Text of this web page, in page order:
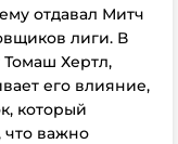
отдавал Митч
лиги. В
Хертл,
его влияние,
который
что важно